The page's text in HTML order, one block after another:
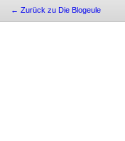
← Zurück zu Die Blogeule